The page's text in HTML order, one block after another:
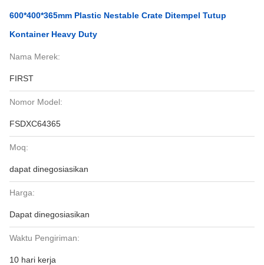
600*400*365mm Plastic Nestable Crate Ditempel Tutup
Kontainer Heavy Duty
Nama Merek:
FIRST
Nomor Model:
FSDXC64365
Moq:
dapat dinegosiasikan
Harga:
Dapat dinegosiasikan
Waktu Pengiriman:
10 hari kerja